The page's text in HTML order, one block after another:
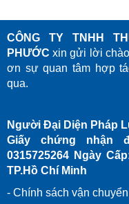
CÔNG TY TNHH
PHƯỚC xin gửi lời
ơn sự quan tâm hợp
qua.
Người Đại Diện Pháp
Giấy chứng nhận
0315725264 Ngày
TP.Hồ Chí Minh
- Chính sách vận chuyển